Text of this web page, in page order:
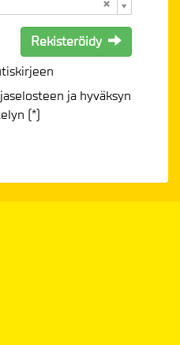
Rekisteröidy
ja hyväksyn
(*)